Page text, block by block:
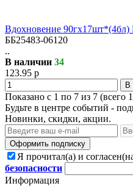
Вдохновение 90гх17шт*(4бл)
ББ25483-06120
..
В наличии 34
123.95 р
В
Показано с 1 по 7 из 7 (всего
Будьте в центре событий -
Новинки, скидки, акции.
Оформить подписку
Я прочитал(а) и
безопасности
Информация